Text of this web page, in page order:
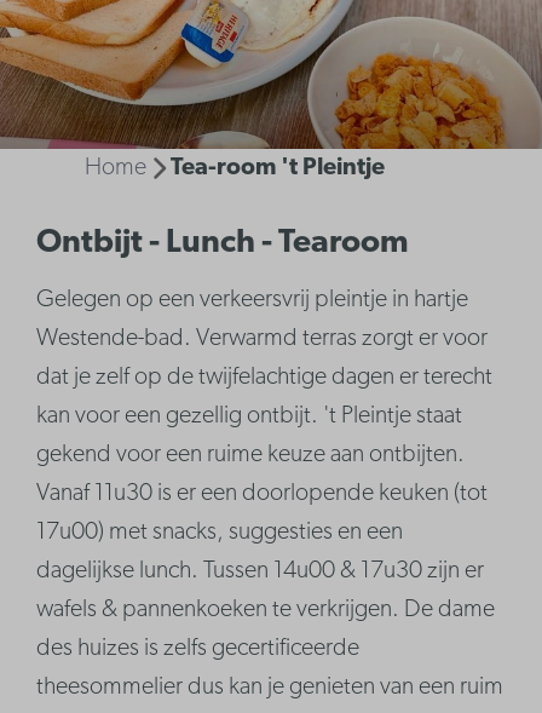
Home Tea-room 't Pleintje
Ontbijt - Lunch - Tearoom
Gelegen op een verkeersvrij pleintje in hartje
Westende-bad. Verwarmd terras zorgt er voor
dat je zelf op de twijfelachtige dagen er terecht
kan voor een gezellig ontbijt. 't Pleintje staat
gekend voor een ruime keuze aan ontbijten.
Vanaf 11u30 is er een doorlopende keuken (tot
17u00) met snacks, suggesties en een
dagelijkse lunch. Tussen 14u00 & 17u30 zijn er
wafels & pannenkoeken te verkrijgen. De dame
des huizes is zelfs gecertificeerde
theesommelier dus kan je genieten van een ruim